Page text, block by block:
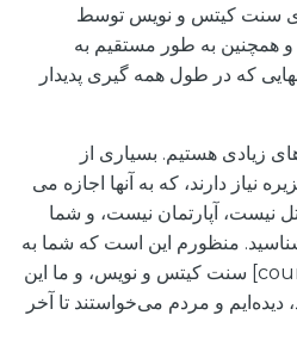
سنت کیتس و نویس توسط
همچنین به طور مستقیم به
که در طول همه گیری پدیدار
زیادی هستیم. بسیاری از
نیاز دارند، که به آنها اجازه می
نیست، آپارتمان نیست، و شما
شناسید. منظورم این است که شما به
این زیبا اشاره می کنید[country] سنت کیتس و نویس، و ما این
دیده‌ایم و مردم می‌خواستند تا آخر